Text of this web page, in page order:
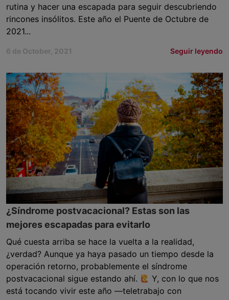
rutina y hacer una escapada para seguir descubriendo
rincones insólitos. Este año el Puente de Octubre de
2021...
6 de October, 2021 Seguir leyendo
¿Síndrome postvacacional? Estas son las
mejores escapadas para evitarlo
Qué cuesta arriba se hace la vuelta a la realidad,
¿verdad? Aunque ya haya pasado un tiempo desde la
operación retorno, probablemente el síndrome
postvacacional sigue estando ahí.
Y, con lo que nos
está tocando vivir este año —teletrabajo con